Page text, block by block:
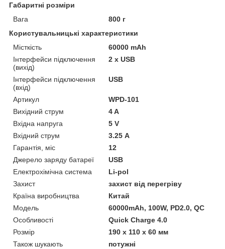
Габаритні розміри
Вага
800 г
Користувальницькі характеристики
Місткість
60000 mAh
Інтерфейси підключення
(вихід)
2 х USB
Інтерфейси підключення
(вхід)
USB
Артикул
WPD-101
Вихідний струм
4 A
Вхідна напруга
5 V
Вхідний струм
3.25 А
Гарантія, міс
12
Джерело заряду батареї
USB
Електрохімічна система
Li-pol
Захист
захист від перегріву
Країна виробництва
Китай
Мoдель
60000mAh, 100W, PD2.0, QC
Особливості
Quick Charge 4.0
Розмір
190 х 110 х 60 мм
Також шукають
потужні